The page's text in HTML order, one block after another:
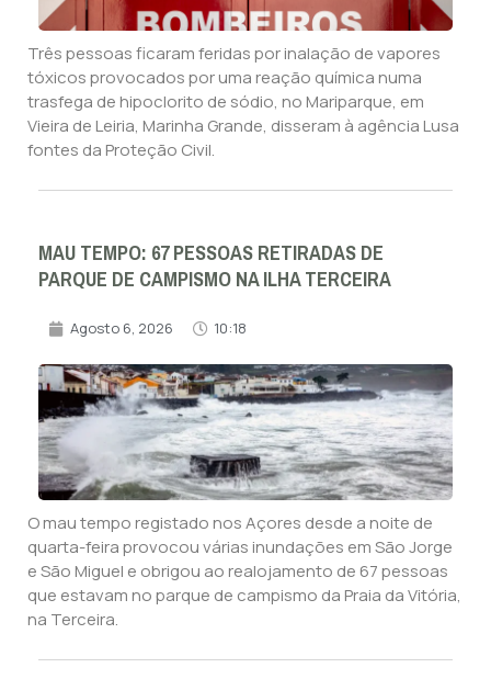
Três pessoas ficaram feridas por inalação de vapores
tóxicos provocados por uma reação química numa
trasfega de hipoclorito de sódio, no Mariparque, em
Vieira de Leiria, Marinha Grande, disseram à agência Lusa
fontes da Proteção Civil.
MAU TEMPO: 67 PESSOAS RETIRADAS DE
PARQUE DE CAMPISMO NA ILHA TERCEIRA
Agosto 6, 2026 10:18
O mau tempo registado nos Açores desde a noite de
quarta-feira provocou várias inundações em São Jorge
e São Miguel e obrigou ao realojamento de 67 pessoas
que estavam no parque de campismo da Praia da Vitória,
na Terceira.